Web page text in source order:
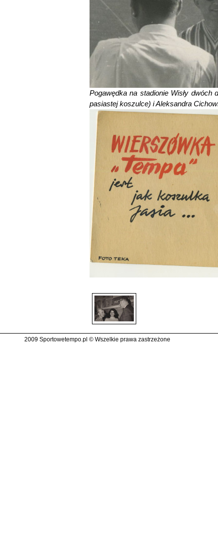
Pogawędka na stadionie Wisły dwóch
pasiastej koszulce) i Aleksandra
2009 Sportowetempo.pl © Wszelkie prawa zastrzeżone